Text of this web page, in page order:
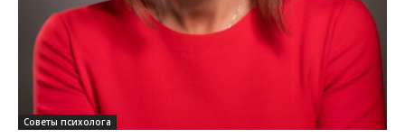
Советы психолога